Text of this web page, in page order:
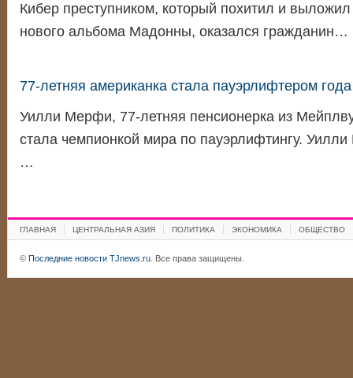
Кибер преступником, который похитил и выложил
нового альбома Мадонны, оказался гражданин…
77-летняя американка стала пауэрлифтером года
Уилли Мерфи, 77-летняя пенсионерка из
стала чемпионкой мира по пауэрлифтингу.
…
ГЛАВНАЯ ЦЕНТРАЛЬНАЯ АЗИЯ ПОЛИТИКА ЭКОНОМИКА ОБЩЕСТВО
© Последние новости TJnews.ru. Все права защищены.